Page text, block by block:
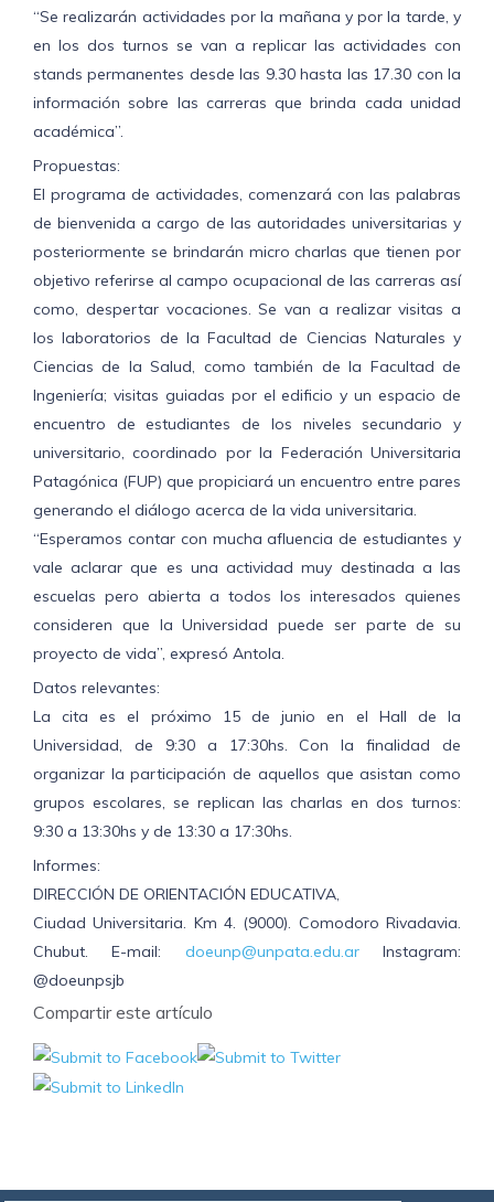
“Se realizarán actividades por la mañana y por la tarde, y
en los dos turnos se van a replicar las actividades con
stands permanentes desde las 9.30 hasta las 17.30 con la
información sobre las carreras que brinda cada unidad
académica”.
Propuestas:
El programa de actividades, comenzará con las palabras
de bienvenida a cargo de las autoridades universitarias y
posteriormente se brindarán micro charlas que tienen por
objetivo referirse al campo ocupacional de las carreras así
como, despertar vocaciones. Se van a realizar visitas a
los laboratorios de la Facultad de Ciencias Naturales y
Ciencias de la Salud, como también de la Facultad de
Ingeniería; visitas guiadas por el edificio y un espacio de
encuentro de estudiantes de los niveles secundario y
universitario, coordinado por la Federación Universitaria
Patagónica (FUP) que propiciará un encuentro entre pares
generando el diálogo acerca de la vida universitaria.
“Esperamos contar con mucha afluencia de estudiantes y
vale aclarar que es una actividad muy destinada a las
escuelas pero abierta a todos los interesados quienes
consideren que la Universidad puede ser parte de su
proyecto de vida”, expresó Antola.
Datos relevantes:
La cita es el próximo 15 de junio en el Hall de la
Universidad, de 9:30 a 17:30hs. Con la finalidad de
organizar la participación de aquellos que asistan como
grupos escolares, se replican las charlas en dos turnos:
9:30 a 13:30hs y de 13:30 a 17:30hs.
Informes:
DIRECCIÓN DE ORIENTACIÓN EDUCATIVA,
Ciudad Universitaria. Km 4. (9000). Comodoro Rivadavia.
Chubut. E-mail: doeunp@unpata.edu.arInstagram:
@doeunpsjb
Compartir este artículo